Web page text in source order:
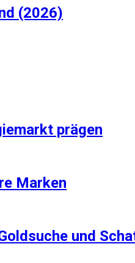
(2026)
prägen
Marken
und